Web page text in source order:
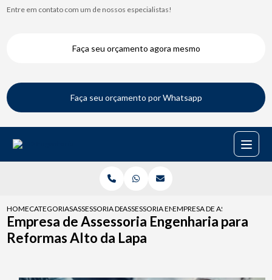
Entre em contato com um de nossos especialistas!
Faça seu orçamento agora mesmo
Faça seu orçamento por Whatsapp
HOMECATEGORIASASSESSORIA DE ENGENHARIAASSESSORIA ENGENHARIA CONDOMINIO
EMPRESA DE ASSESSORIA
Empresa de Assessoria Engenharia para
Reformas Alto da Lapa